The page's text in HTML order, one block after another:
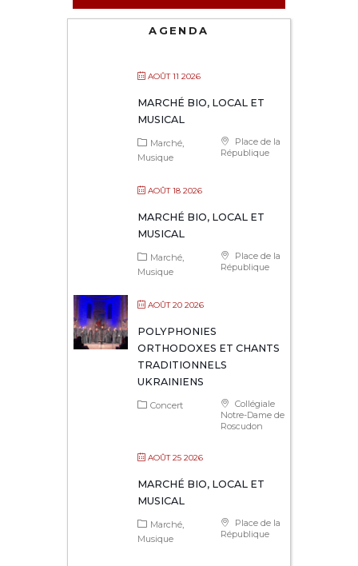
AGENDA
AOÛT 11 2026
MARCHÉ BIO, LOCAL ET
MUSICAL
Place de la
République
Marché
Musique
AOÛT 18 2026
MARCHÉ BIO, LOCAL ET
MUSICAL
Place de la
République
Marché
Musique
AOÛT 20 2026
POLYPHONIES
ORTHODOXES ET CHANTS
TRADITIONNELS
UKRAINIENS
Collégiale
Notre-Dame de
Roscudon
Concert
AOÛT 25 2026
MARCHÉ BIO, LOCAL ET
MUSICAL
Place de la
République
Marché
Musique